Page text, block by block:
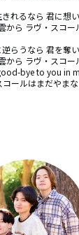
れるなら 君に想
から ラヴ・スコ
らうなら 君を奪
から ラヴ・スコ
bye to you in
コールはまだやま